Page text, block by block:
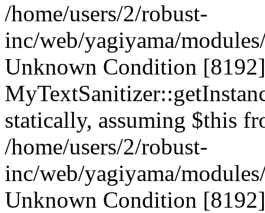
/home/users/2/robust-
inc/web/yagiyama/
Unknown Condition
statically, assuming $this
/home/users/2/robust-
inc/web/yagiyama/
Unknown Condition